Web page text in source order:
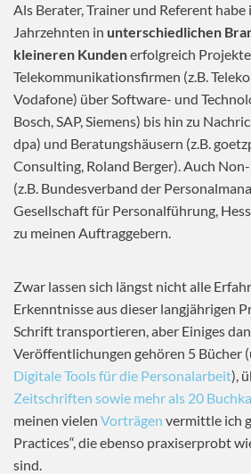
Als Berater, Trainer und Referent habe
Jahrzehnten in unterschiedlichen
kleineren Kundenerfolgreich
Telekommunikationsfirmen (z.B.
Vodafone) über Software- und
Bosch, SAP, Siemens) bis hin zu
dpa) und Beratungshäusern (z.B.
Consulting, Roland Berger). Auch
(z.B. Bundesverband der
Gesellschaft für Personalführung,
zu meinen Auftraggebern.
Zwar lassen sich längst nicht alle
Erkenntnisse aus dieser langjährigen
Schrift transportieren, aber Einiges
Veröffentlichungen gehören 5 Bücher
Digitale Tools für die Personalarbeit),
Zeitschriften sowie mehr als 20
meinen vielen Vorträgen vermittle ich
Practices“, die ebenso praxiserprobt
sind.